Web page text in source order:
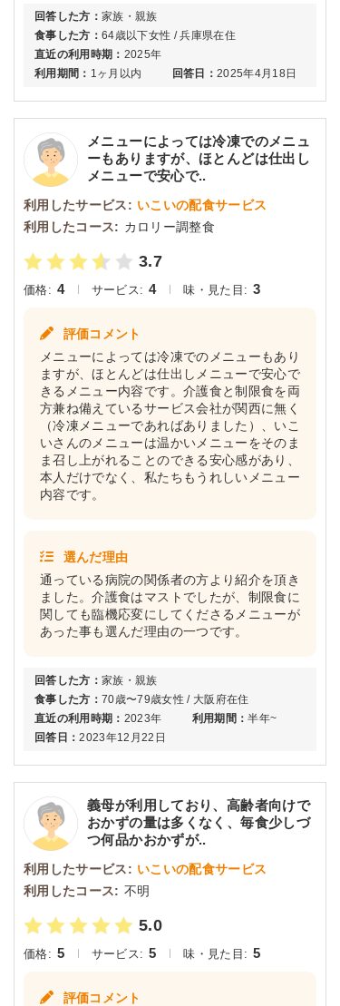
回答した方： 家族・親族
食事した方： 64歳以下女性 / 兵庫県在住
直近の利用時期： 2025年
利用期間： 1ヶ月以内 回答日： 2025年4月18日
メニューによっては冷凍でのメニュ
ーもありますが、ほとんどは仕出し
メニューで安心で..
回答した方： 家族・親族
食事した方： 70歳〜79歳女性 / 大阪府在住
直近の利用時期： 2023年 利用期間：半年~
回答日：2023年12月22日
利用したサービス: いこいの配食サービス
利用したコース: カロリー調整食
3.7
価格: 4 サービス: 4 味・見た目: 3
評価コメント
メニューによっては冷凍でのメニューもあり
ますが、ほとんどは仕出しメニューで安心で
きるメニュー内容です。介護食と制限食を両
方兼ね備えているサービス会社が関西に無く
（冷凍メニューであればありました）、いこ
いさんのメニューは温かいメニューをそのま
ま召し上がれることのできる安心感があり、
本人だけでなく、私たちもうれしいメニュー
内容です。
選んだ理由
通っている病院の関係者の方より紹介を頂き
ました。介護食はマストでしたが、制限食に
関しても臨機応変にしてくださるメニューが
あった事も選んだ理由の一つです。
義母が利用しており、高齢者向けで
おかずの量は多くなく、毎食少しづ
つ何品かおかずが..
利用したサービス: いこいの配食サービス
利用したコース: 不明
5.0
価格: 5 サービス: 5 味・見た目: 5
評価コメント